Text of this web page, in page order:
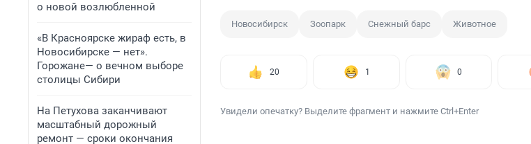
о новой возлюбленной
«В Красноярске жираф есть, в
Новосибирске — нет».
Горожане— о вечном выборе
столицы Сибири
На Петухова заканчивают
масштабный дорожный
ремонт — сроки окончания
Новосибирск Зоопарк Снежный барс Животное
20 1 0
Увидели опечатку? Выделите фрагмент и нажмите Ctrl+Enter